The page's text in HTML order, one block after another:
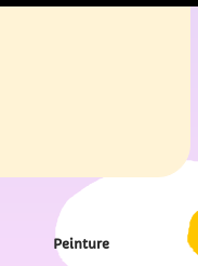
Peinture